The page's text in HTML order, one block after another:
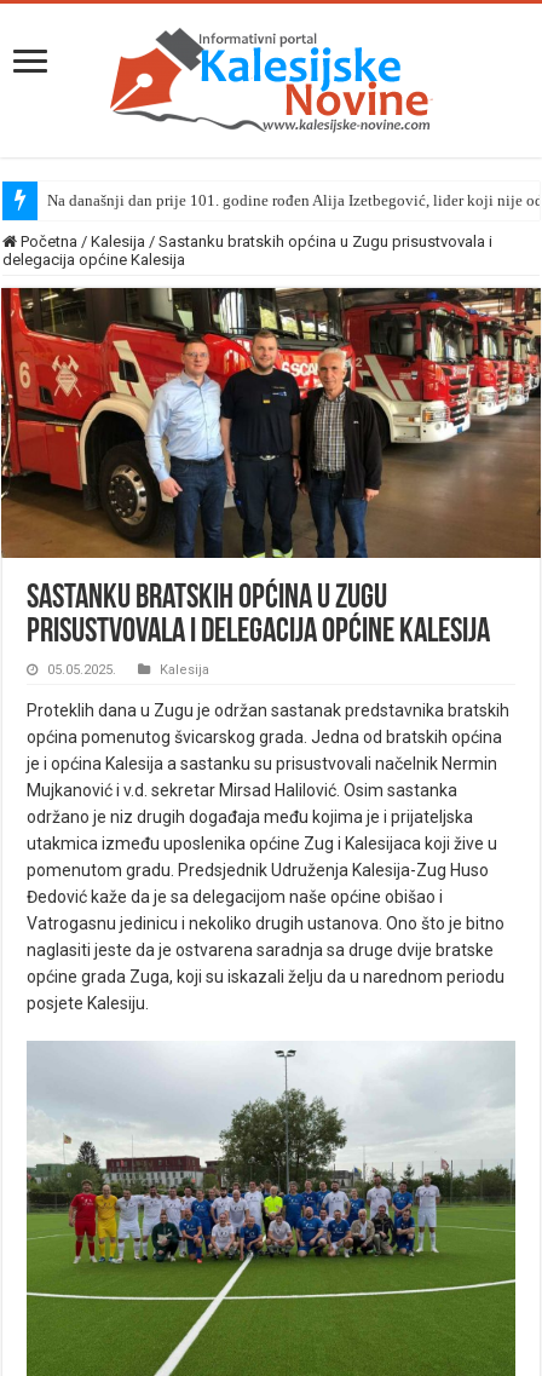
Na današnji dan prije 101. godine rođen Alija Izetbegović, lider koji nije
Kalesijsko ljeto 2026 | Uživanje za sve generacije: Šarenko zabavio
Početna / Kalesija / Sastanku bratskih općina u Zugu prisustvovala i
delegacija općine Kalesija
Sastanku bratskih općina u Zugu
prisustvovala i delegacija općine Kalesija
05.05.2025. Kalesija
Proteklih dana u Zugu je održan sastanak predstavnika bratskih
općina pomenutog švicarskog grada. Jedna od bratskih općina
je i općina Kalesija a sastanku su prisustvovali načelnik Nermin
Mujkanović i v.d. sekretar Mirsad Halilović. Osim sastanka
održano je niz drugih događaja među kojima je i prijateljska
utakmica između uposlenika općine Zug i Kalesijaca koji žive u
pomenutom gradu. Predsjednik Udruženja Kalesija-Zug Huso
Đedović kaže da je sa delegacijom naše općine obišao i
Vatrogasnu jedinicu i nekoliko drugih ustanova. Ono što je bitno
naglasiti jeste da je ostvarena saradnja sa druge dvije bratske
općine grada Zuga, koji su iskazali želju da u narednom periodu
posjete Kalesiju.